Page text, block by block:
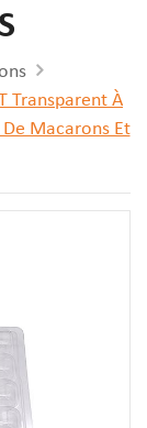
Transparent À
Macarons Et